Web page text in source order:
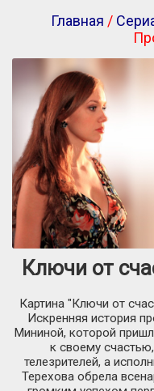
Главная /
Ключи от
Картина "Ключи от
Искренняя история
Мининой, которой
к своему
телезрителей, а
Терехова обрела